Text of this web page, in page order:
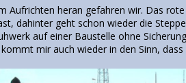
Aufrichten heran gefahren wir. Das
dahinter geht schon wieder die
auf einer Baustelle ohne
mir auch wieder in den Sinn,